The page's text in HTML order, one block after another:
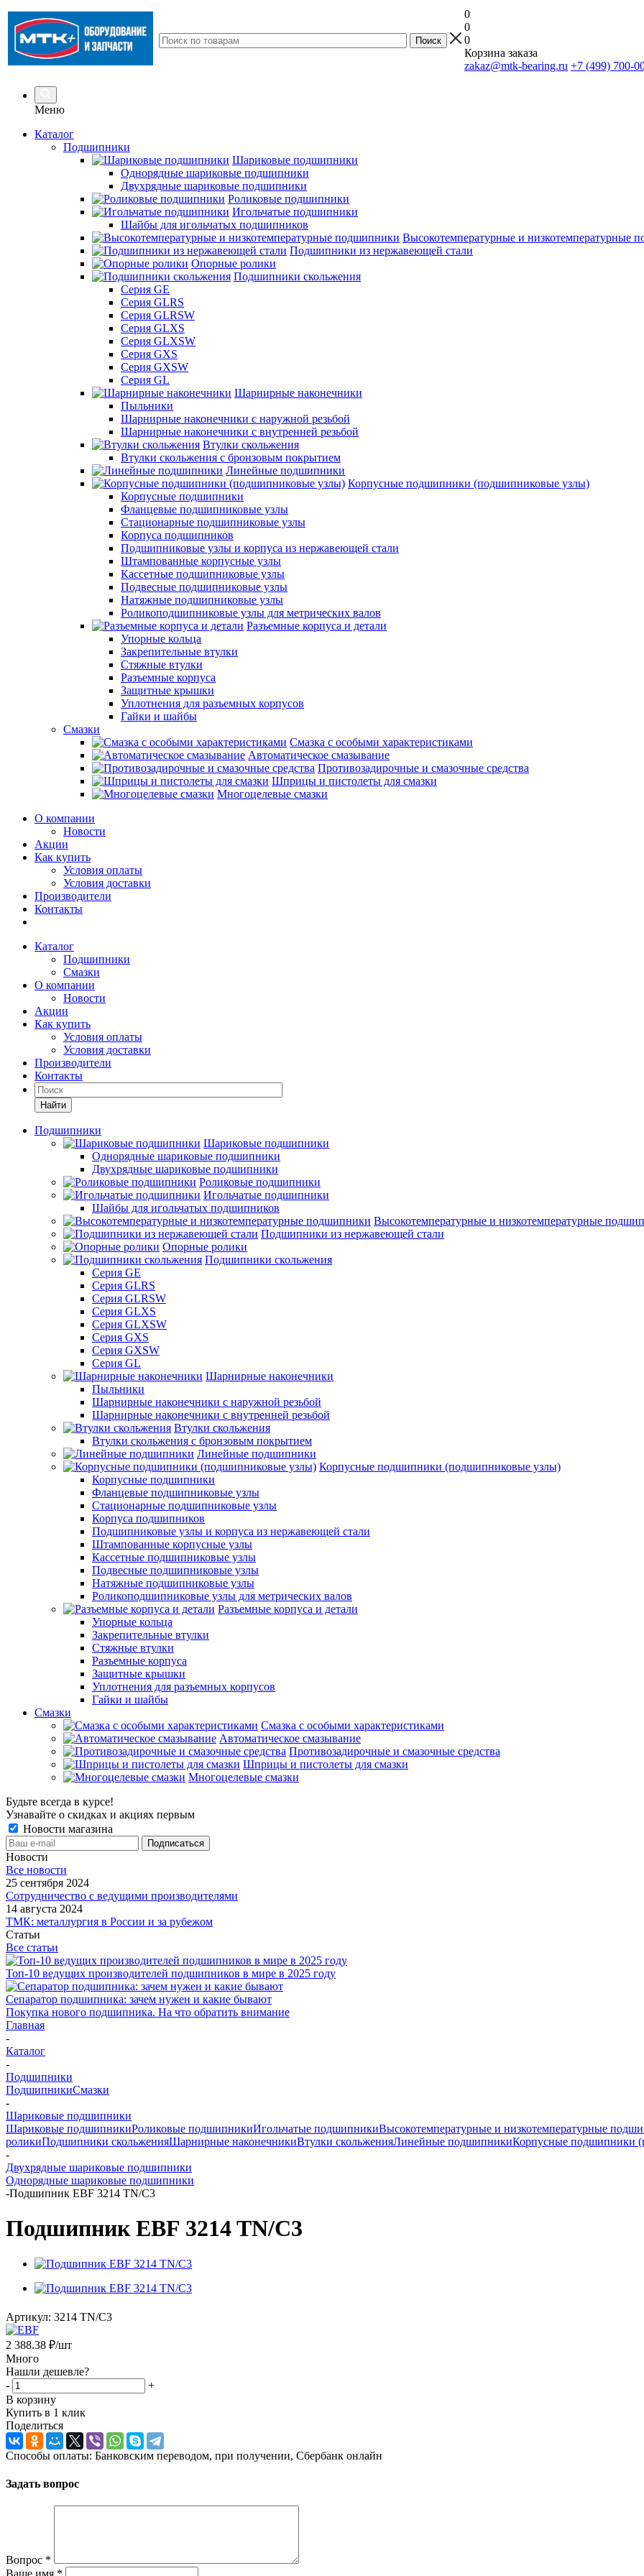
0
0
0
Корзина заказа
zakaz@mtk-bearing.ru +7 (499) 700-
Меню
Каталог
Подшипники
Шариковые подшипники
Однорядные шариковые подшипники
Двухрядные шариковые подшипники
Роликовые подшипники
Игольчатые подшипники
Шайбы для игольчатых подшипников
Высокотемпературные и низкотемпературные
Подшипники из нержавеющей стали
Опорные ролики
Подшипники скольжения
Серия GE
Серия GLRS
Серия GLRSW
Серия GLXS
Серия GLXSW
Серия GXS
Серия GXSW
Серия GL
Шарнирные наконечники
Пыльники
Шарнирные наконечники с наружной резьбой
Шарнирные наконечники с внутренней резьбой
Втулки скольжения
Втулки скольжения с бронзовым покрытием
Линейные подшипники
Корпусные подшипники (подшипниковые узлы)
Корпусные подшипники
Фланцевые подшипниковые узлы
Стационарные подшипниковые узлы
Корпуса подшипников
Подшипниковые узлы и корпуса из нержавеющей стали
Штампованные корпусные узлы
Кассетные подшипниковые узлы
Подвесные подшипниковые узлы
Натяжные подшипниковые узлы
Роликоподшипниковые узлы для метрических валов
Разъемные корпуса и детали
Упорные кольца
Закрепительные втулки
Стяжные втулки
Разъемные корпуса
Защитные крышки
Уплотнения для разъемных корпусов
Гайки и шайбы
Смазки
Смазка с особыми характеристиками
Автоматическое смазывание
Противозадирочные и смазочные средства
Шприцы и пистолеты для смазки
Многоцелевые смазки
О компании
Новости
Акции
Как купить
Условия оплаты
Условия доставки
Производители
Контакты
Каталог
Подшипники
Смазки
О компании
Новости
Акции
Как купить
Условия оплаты
Условия доставки
Производители
Контакты
Найти
Подшипники
Шариковые подшипники
Однорядные шариковые подшипники
Двухрядные шариковые подшипники
Роликовые подшипники
Игольчатые подшипники
Шайбы для игольчатых подшипников
Высокотемпературные и низкотемпературные
Подшипники из нержавеющей стали
Опорные ролики
Подшипники скольжения
Серия GE
Серия GLRS
Серия GLRSW
Серия GLXS
Серия GLXSW
Серия GXS
Серия GXSW
Серия GL
Шарнирные наконечники
Пыльники
Шарнирные наконечники с наружной резьбой
Шарнирные наконечники с внутренней резьбой
Втулки скольжения
Втулки скольжения с бронзовым покрытием
Линейные подшипники
Корпусные подшипники (подшипниковые узлы)
Корпусные подшипники
Фланцевые подшипниковые узлы
Стационарные подшипниковые узлы
Корпуса подшипников
Подшипниковые узлы и корпуса из нержавеющей стали
Штампованные корпусные узлы
Кассетные подшипниковые узлы
Подвесные подшипниковые узлы
Натяжные подшипниковые узлы
Роликоподшипниковые узлы для метрических валов
Разъемные корпуса и детали
Упорные кольца
Закрепительные втулки
Стяжные втулки
Разъемные корпуса
Защитные крышки
Уплотнения для разъемных корпусов
Гайки и шайбы
Смазки
Смазка с особыми характеристиками
Автоматическое смазывание
Противозадирочные и смазочные средства
Шприцы и пистолеты для смазки
Многоцелевые смазки
Будьте всегда в курсе!
Узнавайте о скидках и акциях первым
Новости магазина
Новости
Все новости
25 сентября 2024
Сотрудничество с ведущими производителями
14 августа 2024
ТМК: металлургия в России и за рубежом
Статьи
Все статьи
Топ-10 ведущих производителей подшипников в мире в 2025 году
Сепаратор подшипника: зачем нужен и какие бывают
Покупка нового подшипника. На что обратить внимание
Главная
-
Каталог
-
Подшипники
ПодшипникиСмазки
-
Шариковые подшипники
Шариковые подшипникиРоликовые подшипникиИгольчатые подшипникиВысокотемпературные и низкотемпературные
роликиПодшипники скольженияШарнирные наконечникиВтулки скольженияЛинейные подшипникиКорпусные подшипники
-
Двухрядные шариковые подшипники
Однорядные шариковые подшипники
-Подшипник EBF 3214 TN/C3
Подшипник EBF 3214 TN/C3
Артикул: 3214 TN/C3
2 388.38 ₽/шт
Много
Нашли дешевле?
-
+
В корзину
Купить в 1 клик
Поделиться
Способы оплаты: Банковским переводом, при получении, Сбербанк онлайн
Задать вопрос
Вопрос *